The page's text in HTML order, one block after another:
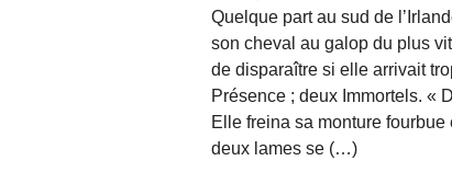
Quelque part au sud de
son cheval au galop du plus
de disparaître si elle arrivait
Présence ; deux Immortels. «
Elle freina sa monture fourbue
deux lames se (…)